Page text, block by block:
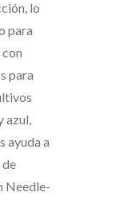
lo
para
para
azul,
ayuda a
Needle-